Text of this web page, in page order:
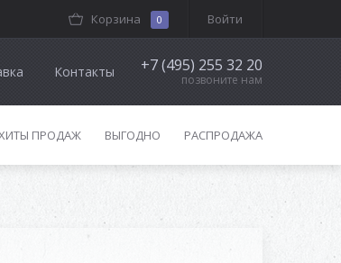
Войти
Корзина 0
Контакты +7 (495) 255 32 20
позвоните нам
ПРОДАЖ ВЫГОДНО РАСПРОДАЖА